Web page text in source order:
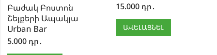
Բաժակ Բոստոն
Շեյքերի Ապակյա
Urban Bar
5.000 դր․
15.000 դր․
ԱՎԵԼԱՑՆԵԼ